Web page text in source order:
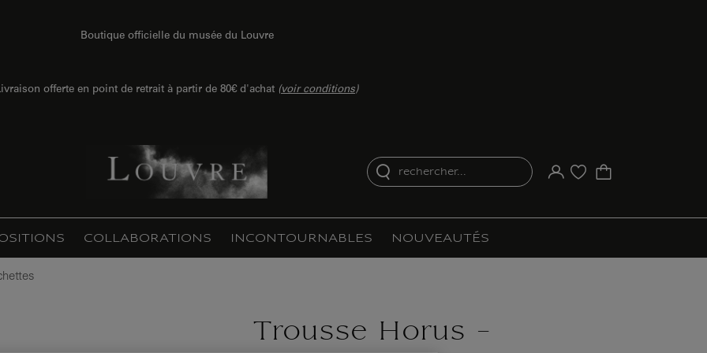
Boutique officielle du musée du Louvre
offerte en point de retrait à partir de 80€ d'achat (voir conditions)
rechercher...
Votre compte
Liste d'achat
COLLABORATIONS INCONTOURNABLES NOUVEAUTÉS
Trousse Horus -